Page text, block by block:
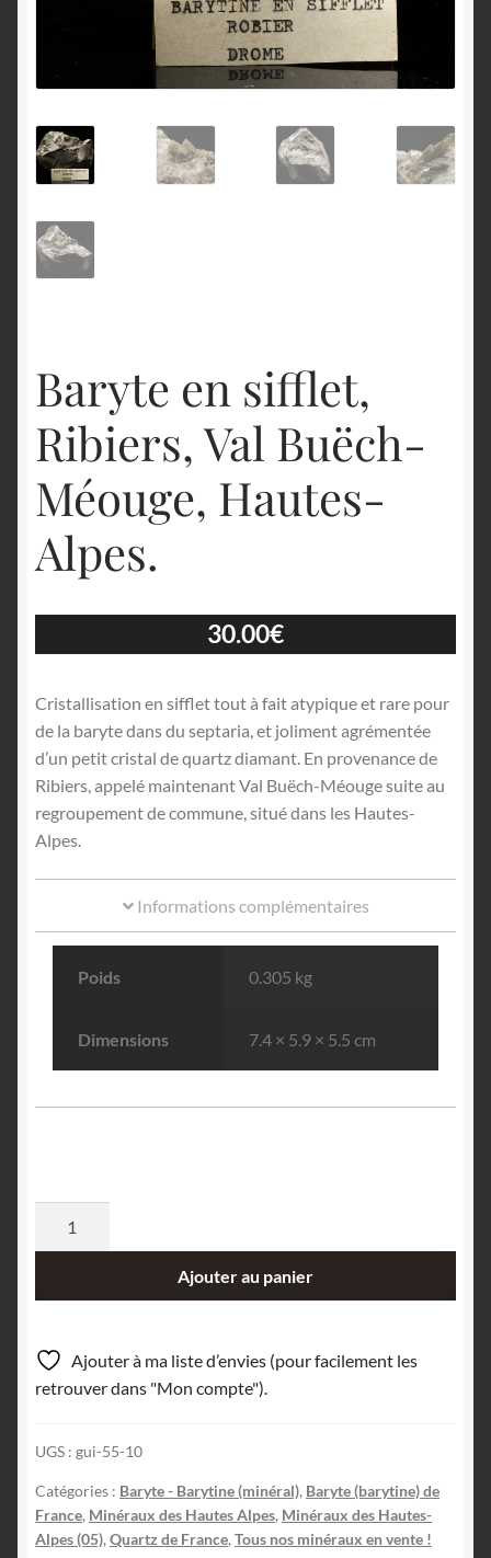
Baryte en sifflet,
Ribiers, Val Buëch-
Méouge, Hautes-
Alpes.
30.00€
Cristallisation en sifflet tout à fait atypique et rare pour
de la baryte dans du septaria, et joliment agrémentée
d’un petit cristal de quartz diamant. En provenance de
Ribiers, appelé maintenant Val Buëch-Méouge suite au
regroupement de commune, situé dans les Hautes-
Alpes.
Informations complémentaires
Poids 0.305 kg
Dimensions 7.4 × 5.9 × 5.5 cm
en
Ribiers,
Val
Hautes-
Alpes.
Ajouter au panier
Ajouter à ma liste d’envies (pour facilement les
retrouver dans "Mon compte").
UGS : gui-55-10
Catégories : Baryte - Barytine (minéral), Baryte (barytine) de
France, Minéraux des Hautes Alpes, Minéraux des Hautes-
Alpes (05), Quartz de France, Tous nos minéraux en vente !